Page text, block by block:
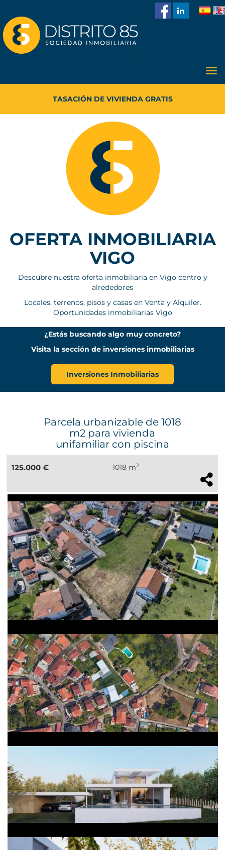
986
228
TASACIÓN DE VIVIENDA GRATIS
OFERTA INMOBILIARIA
VIGO
Descubre nuestra oferta inmobiliaria en Vigo centro y
alrededores
Locales, terrenos, pisos y casas en Venta y Alquiler.
Oportunidades inmobiliarias Vigo
¿Estás buscando algo muy concreto?
Visita la sección de inversiones inmobiliarias
Inversiones Inmobiliarias
Parcela urbanizable de 1018
m2 para vivienda
unifamiliar con piscina
125.000 € 1018 m2